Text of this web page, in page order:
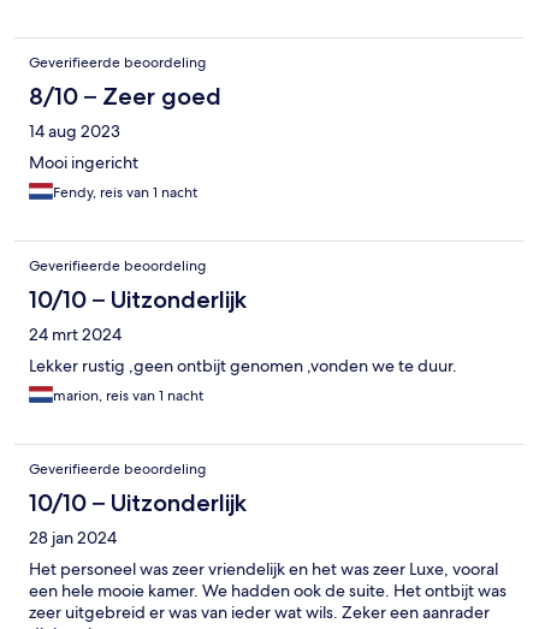
Geverifieerde beoordeling
8/10 – Zeer goed
14 aug 2023
Mooi ingericht
Fendy, reis van 1 nacht
Geverifieerde beoordeling
10/10 – Uitzonderlijk
24 mrt 2024
Lekker rustig ,geen ontbijt genomen ,vonden we te duur.
marion, reis van 1 nacht
Geverifieerde beoordeling
10/10 – Uitzonderlijk
28 jan 2024
Het personeel was zeer vriendelijk en het was zeer Luxe, vooral
een hele mooie kamer. We hadden ook de suite. Het ontbijt was
zeer uitgebreid er was van ieder wat wils. Zeker een aanrader